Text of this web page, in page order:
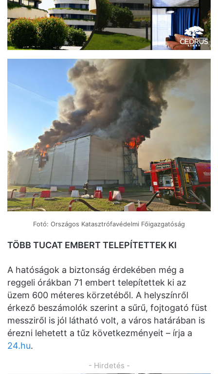
Fotó: Országos Katasztrófavédelmi Főigazgatóság
TÖBB TUCAT EMBERT TELEPÍTETTEK KI
A hatóságok a biztonság érdekében még a
reggeli órákban 71 embert telepítettek ki az
üzem 600 méteres körzetéből. A helyszínről
érkező beszámolók szerint a sűrű, fojtogató füst
messziről is jól látható volt, a város határában is
érezni lehetett a tűz következményeit – írja a
24.hu.
- Hirdetés -